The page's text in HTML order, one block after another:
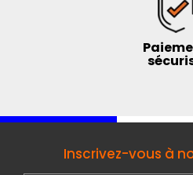
Inscrivez-vous à